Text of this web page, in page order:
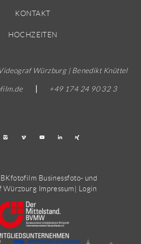
KONTAKT
HOCHZEITEN
Würzburg | Benedikt Knüttel
+49 174 24 90 32 3
Businessfoto- und
Würzburg Impressum | Login